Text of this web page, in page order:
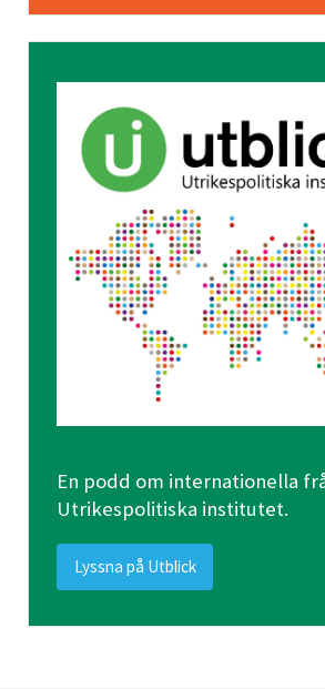
En podd om internationella
Utrikespolitiska institutet.
Lyssna på Utblick